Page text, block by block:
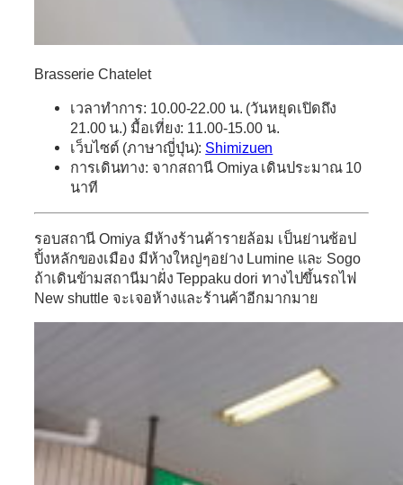
BrasserieChatelet
เวลาทำการ: 10.00-22.00 น. (วันหยุดเปิดถึง
21.00 น.) มื้อเที่ยง: 11.00-15.00 น.
เว็บไซต์ (ภาษาญี่ปุ่น): Shimizuen
การเดินทาง: จากสถานี Omiya เดินประมาณ 10
นาที
รอบสถานีOmiya มีห้างร้านค้ารายล้อม เป็นย่านช้อป
ปิ้งหลักของเมือง มีห้างใหญ่ๆอย่าง Lumine และ Sogo
ถ้าเดินข้ามสถานีมาฝั่ง Teppaku dori ทางไปขึ้นรถไฟ
New shuttleจะเจอห้างและร้านค้าอีกมากมาย